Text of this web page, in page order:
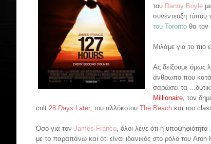
του Danny Boyle
συνέντευξη τύπου
του Toronto θα τον
Μιλάμε για το πιο
Ας δείξουμε όμως
άνθρωπο που
σαρώσει τα
Millionaire, τον
cult 28 Days Later, του αλλόκοτου The Beach και του
Όσο για τον James Franco, όλοι λένε ότι η υποψηφιότητα
με το παραπάνω και ότι είναι ιδανικός στο ρόλο του